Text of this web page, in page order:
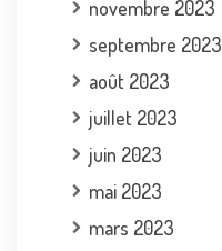
novembre 2023
septembre 2023
août 2023
juillet 2023
juin 2023
mai 2023
mars 2023